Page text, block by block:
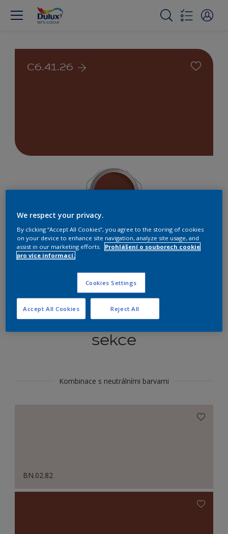
C6.41.26
Najít výrobek v tomto odstínu
Koordinovat barevné
sekce
Kombinace s neutrálními barvami
BN.02.82
We respect your privacy.
By clicking “Accept All Cookies”, you agree to the storing of cookies
on your device to enhance site navigation, analyze site usage, and
assist in our marketing efforts.
Prohlášení o souborech cookie
pro více informací.
Cookies Settings
Reject All
Accept All Cookies